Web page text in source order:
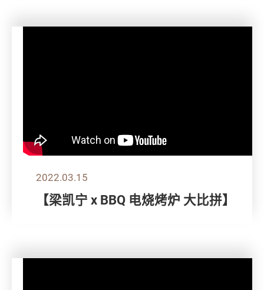
2022.03.15
【梁凯宁 x BBQ 电烧烤炉 大比拼】